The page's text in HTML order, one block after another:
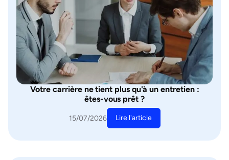
Votre carrière ne tient plus qu'à un entretien :
êtes-vous prêt ?
15/07/2026 Lire l'article